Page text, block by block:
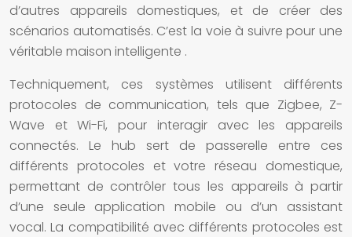
d’autres appareils domestiques, et de créer des
scénarios automatisés. C’est la voie à suivre pour une
véritable maison intelligente .
Techniquement, ces systèmes utilisent différents
protocoles de communication, tels que Zigbee, Z-
Wave et Wi-Fi, pour interagir avec les appareils
connectés. Le hub sert de passerelle entre ces
différents protocoles et votre réseau domestique,
permettant de contrôler tous les appareils à partir
d’une seule application mobile ou d’un assistant
vocal. La compatibilité avec différents protocoles est